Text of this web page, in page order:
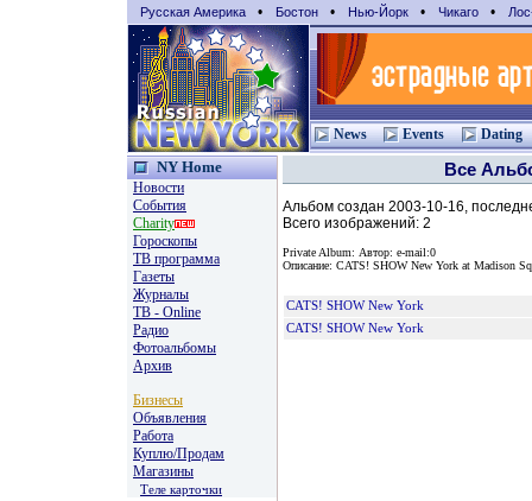
Русская Америка • Бостон • Нью-Йорк • Чикаго •
News Events Dating
NY Home
Новости
События
Charity
Гороскопы
TВ программа
Газеты
Журналы
ТВ - Online
Радио
Фотоальбомы
Архив
Бизнесы
Объявления
Работа
Куплю/Продам
Магазины
Теле карточки
Все
Альбом создан 2003-10-16,
Всего изображений: 2
Private Album: Автор: e-mail:0
Описание: CATS! SHOW New York at Madison
CATS! SHOW New York
CATS! SHOW New York